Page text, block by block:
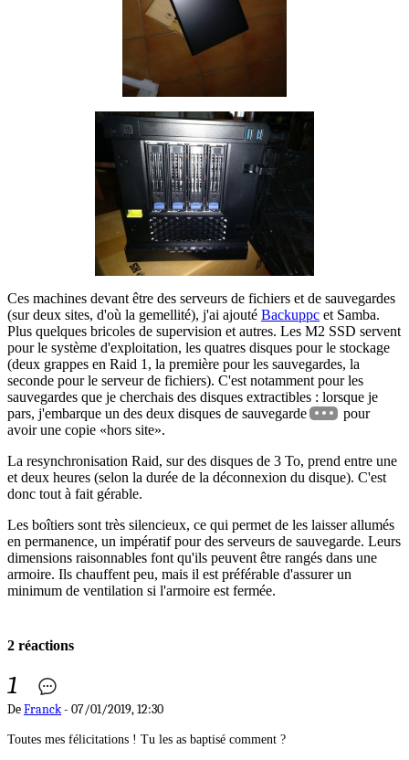
Ces machines devant être des serveurs de fichiers et de sauvegardes
(sur deux sites, d'où la gemellité), j'ai ajouté Backuppc et Samba.
Plus quelques bricoles de supervision et autres. Les M2 SSD servent
pour le système d'exploitation, les quatres disques pour le stockage
(deux grappes en Raid 1, la première pour les sauvegardes, la
seconde pour le serveur de fichiers). C'est notamment pour les
sauvegardes que je cherchais des disques extractibles : lorsque je
pars, j'embarque un des deux disques de sauvegarde
pour
avoir une copie
hors site .
La resynchronisation Raid, sur des disques de 3 To, prend entre une
et deux heures (selon la durée de la déconnexion du disque). C'est
donc tout à fait gérable.
Les boîtiers sont très silencieux, ce qui permet de les laisser allumés
en permanence, un impératif pour des serveurs de sauvegarde. Leurs
dimensions raisonnables font qu'ils peuvent être rangés dans une
armoire. Ils chauffent peu, mais il est préférable d'assurer un
minimum de ventilation si l'armoire est fermée.
2 réactions
1
DeFranck- 07/01/2019, 12:30
Toutes mes félicitations ! Tu les as baptisé comment ?